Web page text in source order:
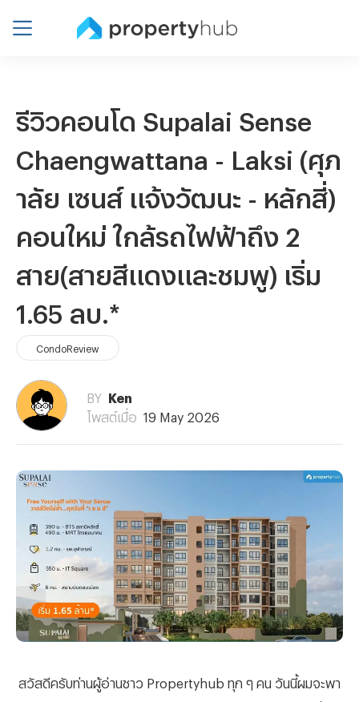
รีวิวคอนโด Supalai Sense
Chaengwattana - Laksi (ศุภ
าลัย เซนส์ แจ้งวัฒนะ - หลักสี่)
คอนใหม่ ใกล้รถไฟฟ้าถึง 2
สาย(สายสีแดงและชมพู) เริ่ม
1.65 ลบ.*
CondoReview
BY
Ken
โพสต์เมื่อ
19 May 2026
สวัสดีครับท่านผู้อ่านชาว Propertyhub ทุก ๆ คน วันนี้ผมจะพา